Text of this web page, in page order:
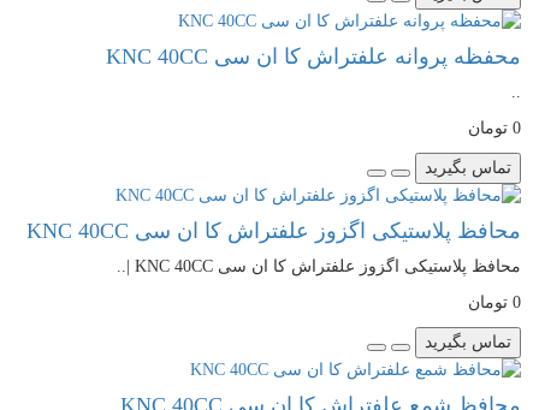
محفظه پروانه علفتراش کا ان سی KNC 40CC
..
0 تومان
تماس بگیرید
محافظ پلاستیکی اگزوز علفتراش کا ان سی KNC 40CC
محافظ پلاستیکی اگزوز علفتراش کا ان سی KNC 40CC |..
0 تومان
تماس بگیرید